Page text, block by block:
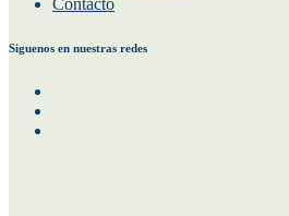
Siguenos en nuestras redes